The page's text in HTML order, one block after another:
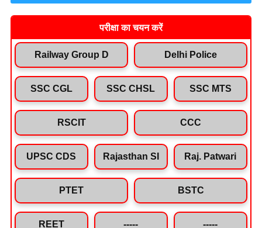
परीक्षा का चयन करें
Railway Group D Delhi Police
SSC CGL SSC CHSL SSC MTS
RSCIT CCC
UPSC CDS Rajasthan SI Raj. Patwari
PTET BSTC
REET ----- -----